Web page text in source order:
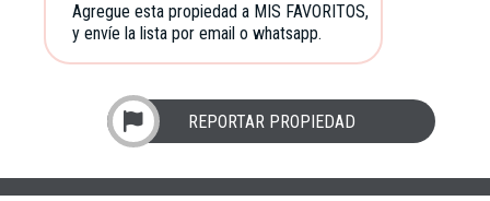
Agregue esta propiedad a MIS FAVORITOS,
y envíe la lista por email o whatsapp.
REPORTAR PROPIEDAD